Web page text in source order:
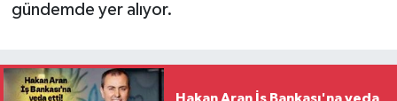
gündemde yer alıyor.